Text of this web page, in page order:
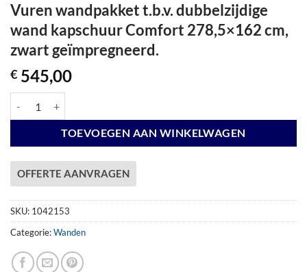
Vuren wandpakket t.b.v. dubbelzijdige
wand kapschuur Comfort 278,5×162 cm,
zwart geïmpregneerd.
€ 545,00
TOEVOEGEN AAN WINKELWAGEN
OFFERTE AANVRAGEN
SKU: 1042153
Categorie:Wanden